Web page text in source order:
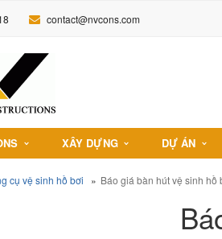
contact@nvcons.com
XÂY DỰNG DỰ ÁN
cụ vệ sinh hồ bơi Báo giá bàn hút vệ sinh hồ